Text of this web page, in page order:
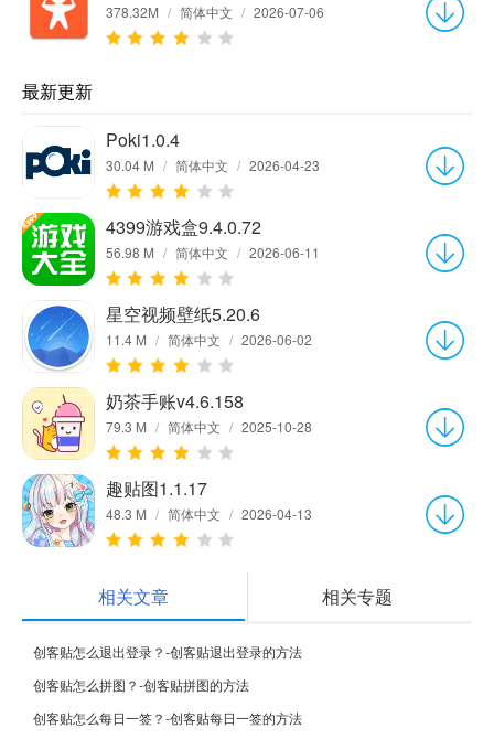
378.32M / 简体中文 / 2026-07-06
最新更新
Poki1.0.4
30.04 M / 简体中文 / 2026-04-23
4399游戏盒9.4.0.72
56.98 M / 简体中文 / 2026-06-11
星空视频壁纸5.20.6
11.4 M / 简体中文 / 2026-06-02
奶茶手账v4.6.158
79.3 M / 简体中文 / 2025-10-28
趣贴图1.1.17
48.3 M / 简体中文 / 2026-04-13
相关文章 相关专题
创客贴怎么退出登录？-创客贴退出登录的方法
创客贴怎么拼图？-创客贴拼图的方法
创客贴怎么每日一签？-创客贴每日一签的方法